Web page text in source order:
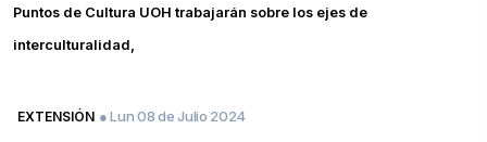
Puntos de Cultura UOH trabajarán sobre los ejes de
interculturalidad,
EXTENSIÓN ● Lun 08 de Julio 2024